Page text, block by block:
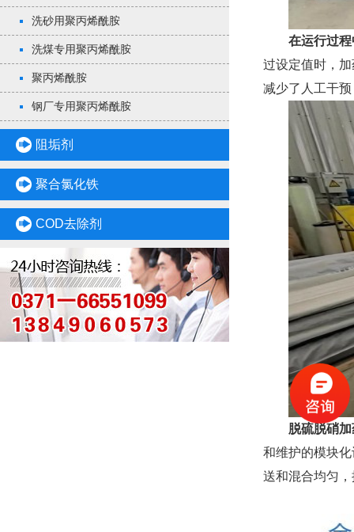
洗砂用聚丙烯酰胺
洗煤专用聚丙烯酰胺
聚丙烯酰胺
钢厂专用聚丙烯酰胺
阻垢剂
聚合氯化铁
COD去除剂
在运行过
过设定值时，
减少了人工干
脱硫脱硝
和维护的模块
送和混合均匀